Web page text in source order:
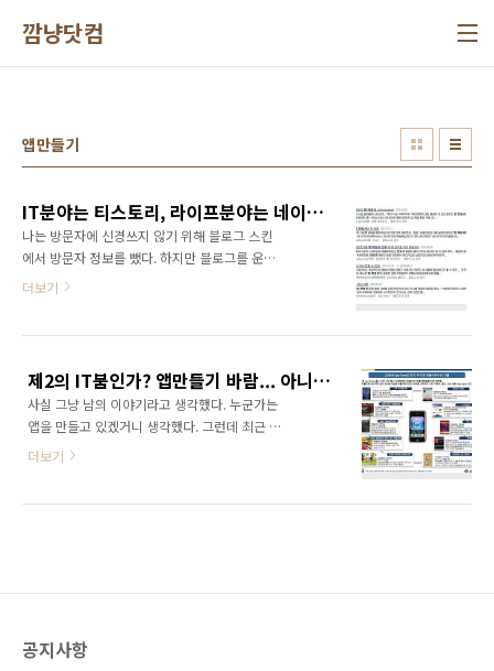
깜냥닷컴
앱만들기
IT분야는 티스토리, 라이프분야는 네이버 블로그
나는 방문자에 신경쓰지 않기 위해 블로그 스킨
에서 방문자 정보를 뺐다. 하지만 블로그를 운영
하는 사람이라면 누구나 블로그 방문자를 의식
를 부정할 수 없게 된다. 아무래도 네이버에서 가
장 많은 방문자가 들어오기 때문이다. 그런데 네
이버에서 검색을 해보면 키워드에 따라 노출되
는 블로그도 달라지게 된다. 네이버 검색결과를
검색해보면 티스토리 블로그가 보인다. 하지만
더보기
제2의 IT붐인가? 앱만들기 바람... 아니 열풍이 불고 있다!
사실 그냥 남의 이야기라고 생각했다. 누군가는
앱을 만들고 있겠거니 생각했다. 그런데 최근 내
주변만 봐도 그냥 예사롭게 넘길 이야기가 아닌
의 IT붐, 제2의 창업붐이 불고 있다. 역시 스마트
더보기
공지사항